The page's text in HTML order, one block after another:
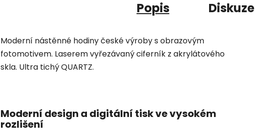
Popis Diskuze
Moderní nástěnné hodiny české výroby s obrazovým
fotomotivem. Laserem vyřezávaný ciferník z akrylátového
skla. Ultra tichý QUARTZ.
Moderní design a digitální tisk ve vysokém
rozlišení